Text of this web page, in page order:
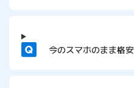
質問 今のスマホのまま格